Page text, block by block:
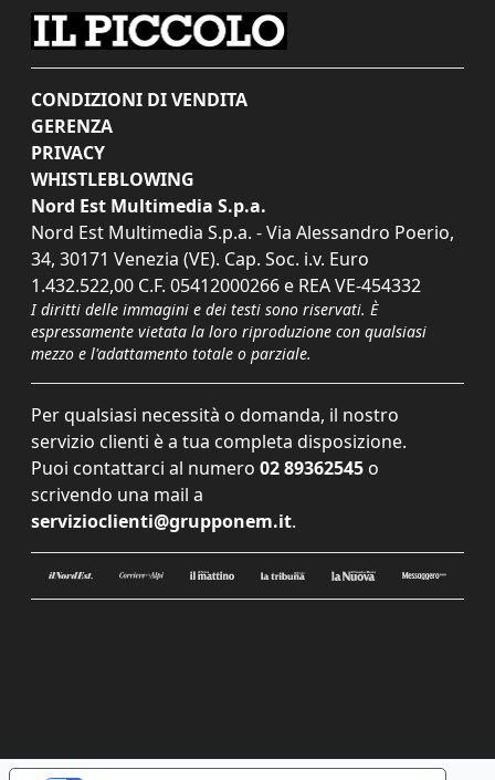
CONDIZIONI DI VENDITA
GERENZA
PRIVACY
WHISTLEBLOWING
Nord Est Multimedia S.p.a.
Nord Est Multimedia S.p.a. - Via Alessandro Poerio,
34, 30171 Venezia (VE). Cap. Soc. i.v. Euro
1.432.522,00 C.F. 05412000266 e REA VE-454332
I diritti delle immagini e dei testi sono riservati. È
espressamente vietata la loro riproduzione con qualsiasi
mezzo e l'adattamento totale o parziale.
Per qualsiasi necessità o domanda, il nostro
servizio clienti è a tua completa disposizione.
Puoi contattarci al numero 02 89362545 o
scrivendo una mail a
servizioclienti@grupponem.it.